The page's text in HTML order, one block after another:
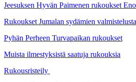
Jeesuksen Hyvän Paimenen rukoukset
Rukoukset Jumalan sydämien valmistelusta
Pyhän Perheen Turvapaikan rukoukset
Muista ilmestyksistä saatuja rukouksia
Rukousristeily